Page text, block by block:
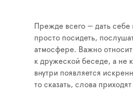
Прежде всего — дать
просто посидеть,
атмосфере. Важно
к дружеской беседе, а не
внутри появляется
то сказать, слова